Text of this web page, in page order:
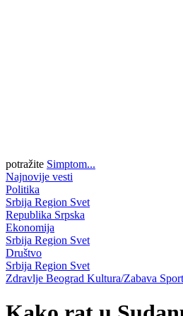
potražite Simptom...
Najnovije vesti
Politika
Srbija Region Svet
Republika Srpska
Ekonomija
Srbija Region Svet
Društvo
Srbija Region Svet
Zdravlje Beograd Kultura/Zabava Sport